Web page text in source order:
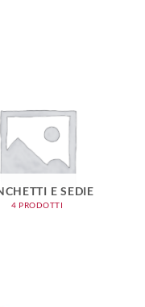
E SEDIE
4 PRODOTTI